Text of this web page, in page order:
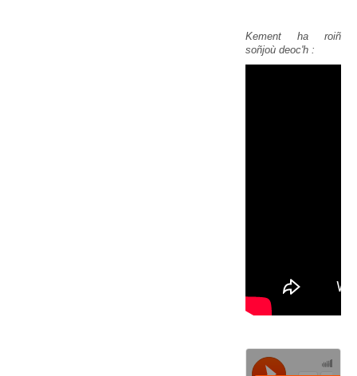
Kement ha roiñ
soñjoù deoc'h :